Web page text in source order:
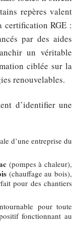
repères valent
certification RGE :
par des aides
un véritable
ciblée sur la
renouvelables.
d’identifier une
d’une entreprise du
(pompes à chaleur),
(chauffage au bois),
pour des chantiers
pour toute
fonctionnant au